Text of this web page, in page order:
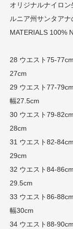
オリジナルナイロ
ルニア州サンタア
MATERIALS 100%
28 ウエスト75-
27cm
29 ウエスト77-
幅27.5cm
30 ウエスト79-
28cm
31 ウエスト82-
29cm
32 ウエスト84-
29.5cm
33 ウエスト86-
幅30cm
34 ウエスト88-